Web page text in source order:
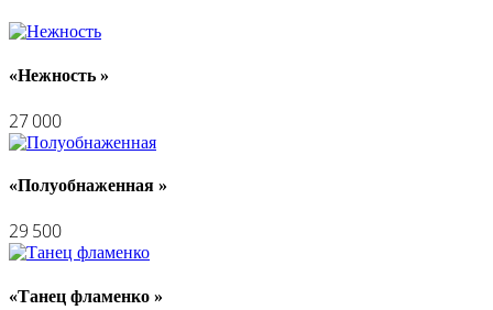
«Нежность »
27 000
«Полуобнаженная »
29 500
«Танец фламенко »